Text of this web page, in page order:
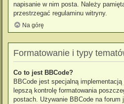
napisanie w nim posta. Należy
przestrzegać regulaminu witryny.
Na górę
Formatowanie i typy
Co to jest BBCode?
BBCode jest specjalną
lepszą kontrolę formatowania
postach. Używanie BBCode na forum